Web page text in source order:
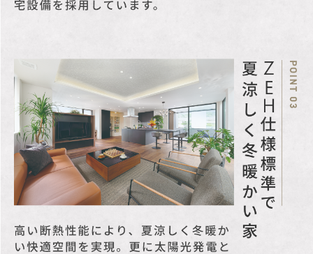
内に、住友不動産ハウジ
結が条件です。
※この期限を過ぎると契
約は解除され、土地代金
(申込証拠金、手付金等を
含む）を速やかに返還致
します。
※距離表示については地
図上の概測距離を、徒歩